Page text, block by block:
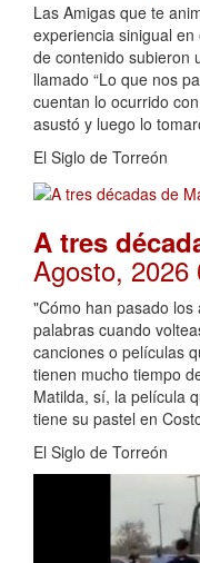
Las Amigas que te
experiencia sinigual
de contenido subieron
llamado “Lo que nos
cuentan lo ocurrido
asustó y luego lo
El Siglo de Torreón
A tres
Agosto, 2026
"Cómo han pasado
palabras cuando
canciones o películas
tienen mucho tiempo
Matilda, sí, la película
tiene su pastel en
El Siglo de Torreón